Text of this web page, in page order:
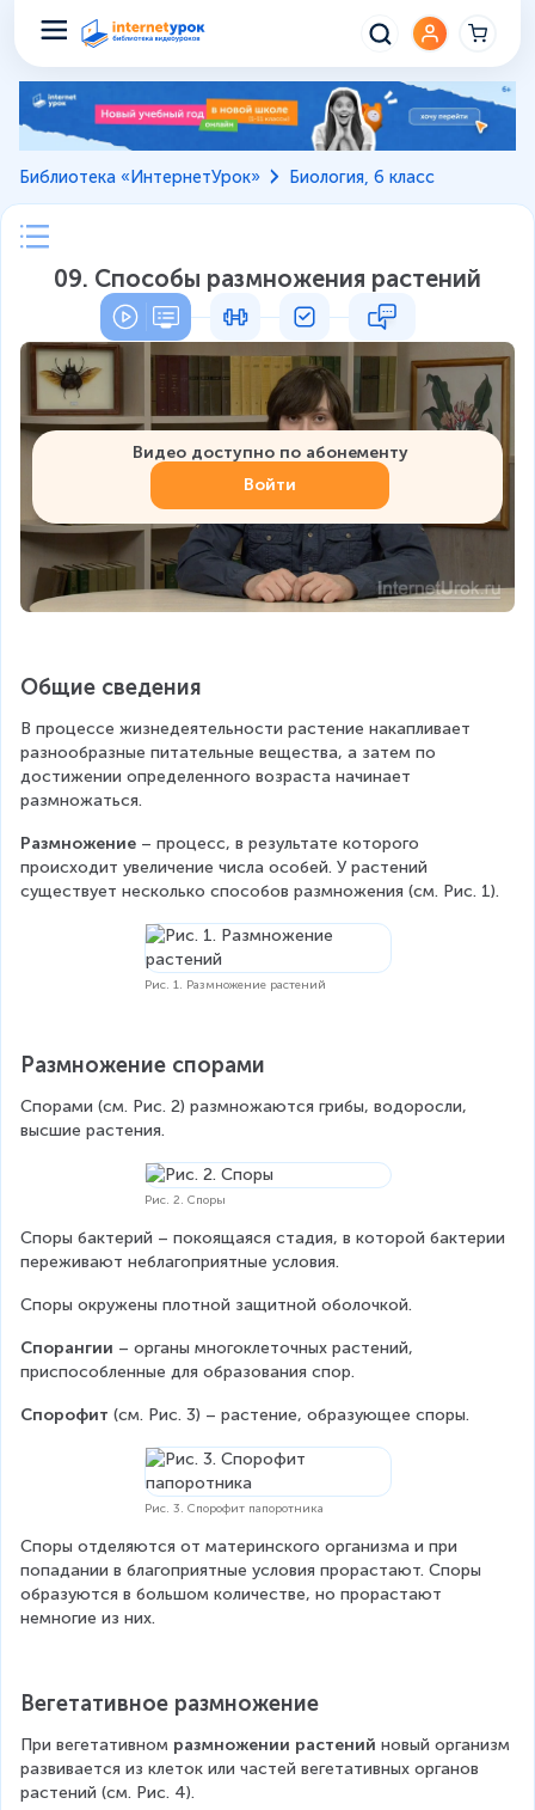
Библиотека «ИнтернетУрок» Биология, 6 класс
09. Способы размножения растений
Видео доступно по абонементу
Войти
Общие сведения
В процессе жизнедеятельности растение накапливает
разнообразные питательные вещества, а затем по
достижении определенного возраста начинает
размножаться.
Размножение – процесс, в результате которого
происходит увеличение числа особей. У растений
существует несколько способов размножения (см. Рис. 1).
Рис. 1. Размножение растений
Размножение спорами
Спорами (см. Рис. 2) размножаются грибы, водоросли,
высшие растения.
Рис. 2. Споры
Споры бактерий – покоящаяся стадия, в которой бактерии
переживают неблагоприятные условия.
Споры окружены плотной защитной оболочкой.
Спорангии – органы многоклеточных растений,
приспособленные для образования спор.
Спорофит (см. Рис. 3) – растение, образующее споры.
Рис. 3. Спорофит папоротника
Споры отделяются от материнского организма и при
попадании в благоприятные условия прорастают. Споры
образуются в большом количестве, но прорастают
немногие из них.
Вегетативное размножение
При вегетативном размножении растений новый организм
развивается из клеток или частей вегетативных органов
растений (см. Рис. 4).